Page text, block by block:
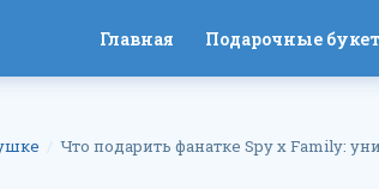
Главная Подарочные
Что подарить фанатке Spy x Family: